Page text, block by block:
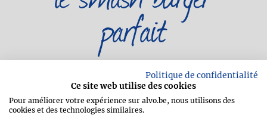
parfait
Politique de confidentialité
Ce site web utilise des cookies
Pour améliorer votre expérience sur alvo.be, nous utilisons des
cookies et des technologies similaires.